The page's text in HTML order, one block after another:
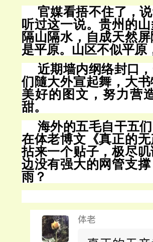
官媒看捂不住了，
听过这一说。贵州的
隔山隔水，自成天然
是平原。山区不似平原
近期墙内纲络封口
们隨大外宣起舞，大
美好的图文，努力营
甜。
海外的五毛自干五
在体老博文《真正的
拈来一个贴子，极尽
边没有强大的网管支
雨？